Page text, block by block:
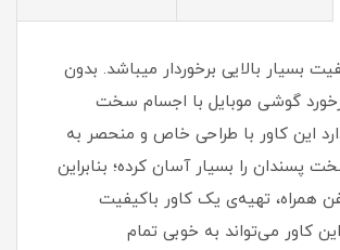
بسیار بالایی برخوردار میباشد. بدون
گوشی موبایل با اجسام سخت
این کاور با طراحی خاص و منحصر به
پسندان را بسیار آسان کرده؛ بنابراین
همراه، تهیه‌ی یک کاور با‌کیفیت
کاور می‌تواند به خوبی تمام